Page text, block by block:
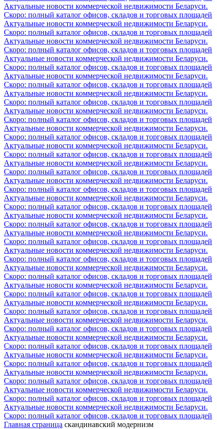
Актуальные новости коммерческой недвижимости Беларуси.
Скоро: полный каталог офисов, складов и торговых площадей
Актуальные новости коммерческой недвижимости Беларуси.
Скоро: полный каталог офисов, складов и торговых площадей
Актуальные новости коммерческой недвижимости Беларуси.
Скоро: полный каталог офисов, складов и торговых площадей
Актуальные новости коммерческой недвижимости Беларуси.
Скоро: полный каталог офисов, складов и торговых площадей
Актуальные новости коммерческой недвижимости Беларуси.
Скоро: полный каталог офисов, складов и торговых площадей
Актуальные новости коммерческой недвижимости Беларуси.
Скоро: полный каталог офисов, складов и торговых площадей
Актуальные новости коммерческой недвижимости Беларуси.
Скоро: полный каталог офисов, складов и торговых площадей
Актуальные новости коммерческой недвижимости Беларуси.
Скоро: полный каталог офисов, складов и торговых площадей
Актуальные новости коммерческой недвижимости Беларуси.
Скоро: полный каталог офисов, складов и торговых площадей
Актуальные новости коммерческой недвижимости Беларуси.
Скоро: полный каталог офисов, складов и торговых площадей
Актуальные новости коммерческой недвижимости Беларуси.
Скоро: полный каталог офисов, складов и торговых площадей
Актуальные новости коммерческой недвижимости Беларуси.
Скоро: полный каталог офисов, складов и торговых площадей
Актуальные новости коммерческой недвижимости Беларуси.
Скоро: полный каталог офисов, складов и торговых площадей
Актуальные новости коммерческой недвижимости Беларуси.
Скоро: полный каталог офисов, складов и торговых площадей
Актуальные новости коммерческой недвижимости Беларуси.
Скоро: полный каталог офисов, складов и торговых площадей
Актуальные новости коммерческой недвижимости Беларуси.
Скоро: полный каталог офисов, складов и торговых площадей
Актуальные новости коммерческой недвижимости Беларуси.
Скоро: полный каталог офисов, складов и торговых площадей
Актуальные новости коммерческой недвижимости Беларуси.
Скоро: полный каталог офисов, складов и торговых площадей
Актуальные новости коммерческой недвижимости Беларуси.
Скоро: полный каталог офисов, складов и торговых площадей
Актуальные новости коммерческой недвижимости Беларуси.
Скоро: полный каталог офисов, складов и торговых площадей
Актуальные новости коммерческой недвижимости Беларуси.
Скоро: полный каталог офисов, складов и торговых площадей
Актуальные новости коммерческой недвижимости Беларуси.
Скоро: полный каталог офисов, складов и торговых площадей
Актуальные новости коммерческой недвижимости Беларуси.
Скоро: полный каталог офисов, складов и торговых площадей
Актуальные новости коммерческой недвижимости Беларуси.
Скоро: полный каталог офисов, складов и торговых площадей
Главная страница скандинавский модернизм